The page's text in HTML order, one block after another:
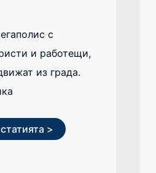
с
и работещи,
из града.
>